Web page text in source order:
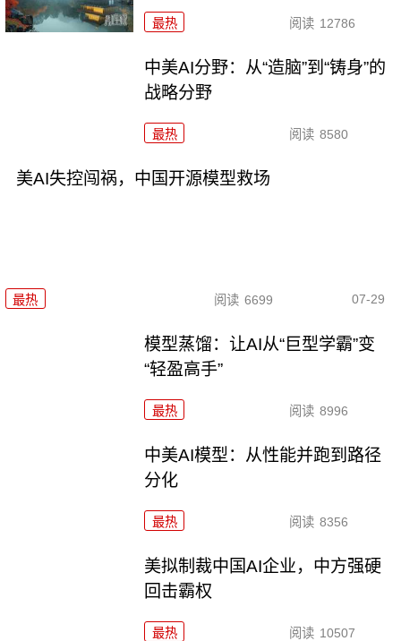
最热 阅读 12786
中美AI分野：从“造脑”到“铸身”的
战略分野
最热 阅读 8580
美AI失控闯祸，中国开源模型救场
最热 阅读 6699 07-29
模型蒸馏：让AI从“巨型学霸”变
“轻盈高手”
最热 阅读 8996
中美AI模型：从性能并跑到路径
分化
最热 阅读 8356
美拟制裁中国AI企业，中方强硬
回击霸权
最热 阅读 10507